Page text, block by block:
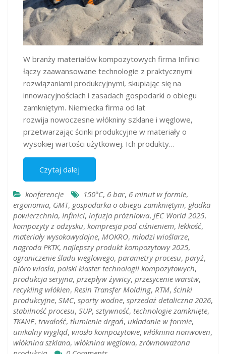
W branży materiałów kompozytowych firma Infinici
łączy zaawansowane technologie z praktycznymi
rozwiązaniami produkcyjnymi, skupiając się na
innowacyjnościach i zasadach gospodarki o obiegu
zamkniętym. Niemiecka firma od lat
rozwija nowoczesne włókniny szklane i węglowe,
przetwarzając ścinki produkcyjne w materiały o
wysokiej wartości użytkowej. Ich produkty…
Czytaj dalej
konferencje 150°C, 6 bar, 6 minut w formie,
ergonomia, GMT, gospodarka o obiegu zamkniętym, gładka
powierzchnia, Infinici, infuzja próżniowa, JEC World 2025,
kompozyty z odzysku, kompresja pod ciśnieniem, lekkość,
materiały wysokowydajne, MOKRO, młodzi wioślarze,
nagroda PKTK, najlepszy produkt kompozytowy 2025,
ograniczenie śladu węglowego, parametry procesu, paryż,
pióro wiosła, polski klaster technologii kompozytowych,
produkcja seryjna, przepływ żywicy, przesycenie warstw,
recykling włókien, Resin Transfer Molding, RTM, ścinki
produkcyjne, SMC, sporty wodne, sprzedaż detaliczna 2026,
stabilność procesu, SUP, sztywność, technologie zamknięte,
TKANE, trwałość, tłumienie drgań, układanie w formie,
unikalny wygląd, wiosło kompozytowe, włóknina nonwoven,
włóknina szklana, włóknina węglowa, zrównoważona